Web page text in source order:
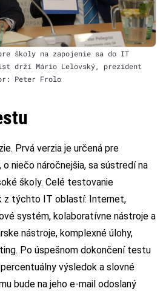
školy na zapojenie sa do IT
drží Mário Lelovský, prezident
Peter Frolo
Prvá verzia je určená pre
o niečo náročnejšia, sa sústredí na
školy. Celé testovanie
z týchto IT oblastí: Internet,
systém, kolaboratívne nástroje a
nástroje, komplexné úlohy,
Po úspešnom dokončení testu
výsledok a slovné
bude na jeho e-mail odoslaný